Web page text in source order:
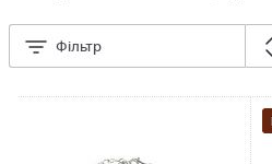
Фільтр